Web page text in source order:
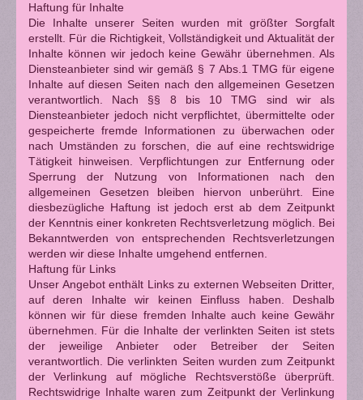
Haftung für Inhalte
Die Inhalte unserer Seiten wurden mit größter Sorgfalt
erstellt. Für die Richtigkeit, Vollständigkeit und Aktualität der
Inhalte können wir jedoch keine Gewähr übernehmen. Als
Diensteanbieter sind wir gemäß § 7 Abs.1 TMG für eigene
Inhalte auf diesen Seiten nach den allgemeinen Gesetzen
verantwortlich. Nach §§ 8 bis 10 TMG sind wir als
Diensteanbieter jedoch nicht verpflichtet, übermittelte oder
gespeicherte fremde Informationen zu überwachen oder
nach Umständen zu forschen, die auf eine rechtswidrige
Tätigkeit hinweisen. Verpflichtungen zur Entfernung oder
Sperrung der Nutzung von Informationen nach den
allgemeinen Gesetzen bleiben hiervon unberührt. Eine
diesbezügliche Haftung ist jedoch erst ab dem Zeitpunkt
der Kenntnis einer konkreten Rechtsverletzung möglich. Bei
Bekanntwerden von entsprechenden Rechtsverletzungen
werden wir diese Inhalte umgehend entfernen.
Haftung für Links
Unser Angebot enthält Links zu externen Webseiten Dritter,
auf deren Inhalte wir keinen Einfluss haben. Deshalb
können wir für diese fremden Inhalte auch keine Gewähr
übernehmen. Für die Inhalte der verlinkten Seiten ist stets
der jeweilige Anbieter oder Betreiber der Seiten
verantwortlich. Die verlinkten Seiten wurden zum Zeitpunkt
der Verlinkung auf mögliche Rechtsverstöße überprüft.
Rechtswidrige Inhalte waren zum Zeitpunkt der Verlinkung